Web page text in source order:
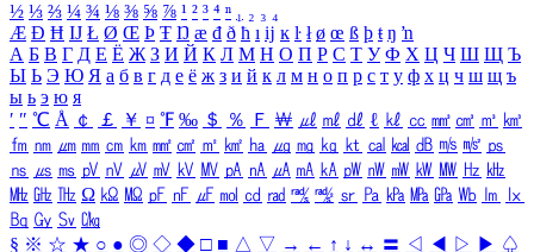
½ ⅓ ⅔ ¼ ¾ ⅛ ⅜ ⅝ ⅞ ¹ ² ³ ⁴ ⁿ ₁ ₂ ₃ ₄
Æ Ð Ħ Ĳ Ł Ø Œ Þ Ŧ Ŋ æ đ ð ħ ı ĳ ĸ ŀ ł ø œ ß þ ŧ ŋ ŉ
А Б В Г Д Е Ё Ж З И Й К Л М Н О П Р С Т У Ф Х Ц Ч Ш Щ Ъ
Ы Ь Э Ю Я а б в г д е ё ж з и й к л м н о п р с т у ф х ц ч ш щ ъ
ы ь э ю я
′ ″ ℃ Å ￠ ￡ ￥ ¤ ℉ ‰ ＄ ％ Ｆ ￦ ㎕ ㎖ ㎗ ℓ ㎘ ㏄ ㎣ ㎤ ㎥ ㎦
㎙ ㎚ ㎛ ㎜ ㎝ ㎞ ㎟ ㎠ ㎡ ㎢ ㏊ ㎍ ㎎ ㎏ ㏏ ㎈ ㎉ ㏈ ㎧ ㎨ ㎰
㎱ ㎲ ㎳ ㎴ ㎵ ㎶ ㎷ ㎸ ㎹ ㎀ ㎁ ㎂ ㎃ ㎄ ㎺ ㎻ ㎽ ㎾ ㎿ ㎐ ㎑
㎒ ㎓ ㎔ Ω ㏀ ㏁ ㎊ ㎋ ㎌ ㏖ ㏅ ㎭ ㎮ ㎯ ㏛ ㎩ ㎪ ㎫ ㎬ ㏝ ㏐
㏓
㏃ ㏉ ㏜ ㏆
§ ※ ☆ ★ ○ ● ◎ ◇ ◆ □ ■ △ ▽ → ← ↑ ↓ ↔ 〓 ◁ ◀ ▷ ▶ ♤